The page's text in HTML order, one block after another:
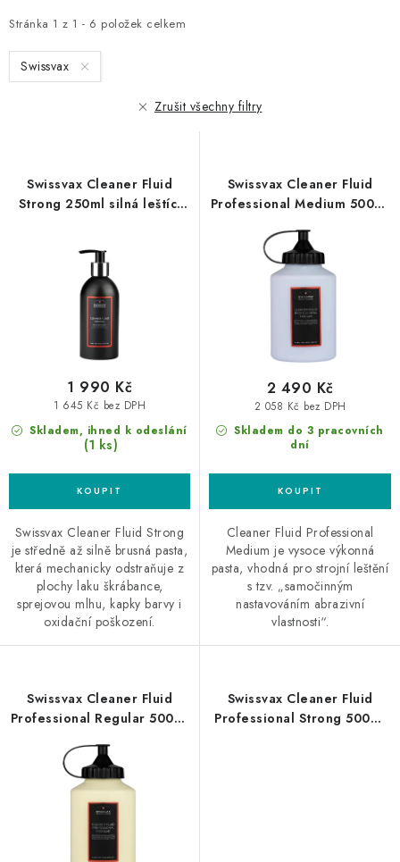
i
s
p
k
Stránka 1 z 1 - 6 položek celkem
e
n
í
u
Swissvax
Zrušit všechny filtry
Swissvax Cleaner Fluid
Strong 250ml silná leštící
Skladem, ihned k odeslání
(1 ks)
1 645 Kč bez DPH
1 990 Kč
Swissvax Cleaner Fluid Strong
je středně až silně brusná pasta,
která mechanicky odstraňuje z
plochy laku škrábance,
sprejovou mlhu, kapky barvy i
oxidační poškození.
Swissvax Cleaner Fluid
Professional Medium 500ml
Skladem do 3 pracovních
dní
2 058 Kč bez DPH
2 490 Kč
Cleaner Fluid Professional
Medium je vysoce výkonná
pasta, vhodná pro strojní leštění
s tzv. „samočinným
nastavováním abrazivní
vlastnosti“.
Swissvax Cleaner Fluid
Professional Regular 500ml
Swissvax Cleaner Fluid
Professional Strong 500ml